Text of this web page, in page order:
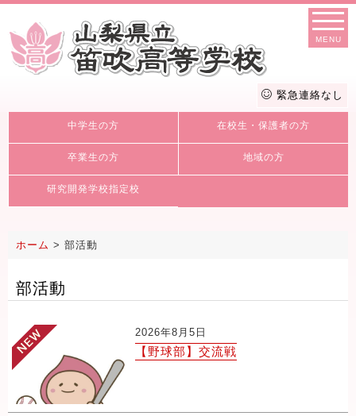
MENU
緊急連絡なし
中学生の方 在校生・保護者の方
卒業生の方 地域の方
研究開発学校指定校
ホーム > 部活動
部活動
2026年8月5日
【野球部】交流戦